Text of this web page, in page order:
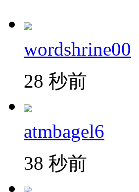
wordshrine00
28 秒前
atmbagel6
38 秒前